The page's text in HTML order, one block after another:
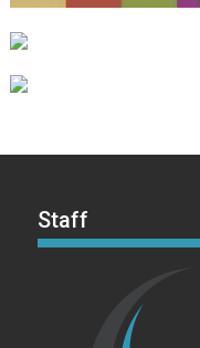
Staff